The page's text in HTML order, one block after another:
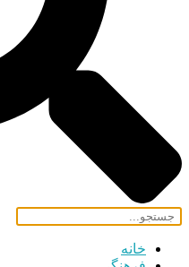
خانه